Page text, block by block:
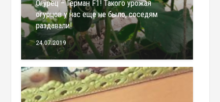
Огурец – Герман F1! Такого урожая
огурцов у нас еще не было, соседям
раздавали!
24.07.2019